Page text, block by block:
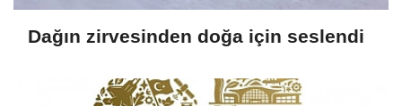
Dağın zirvesinden doğa için seslendi